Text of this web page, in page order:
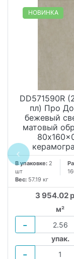
НОВИНКА
DD571590R
пл) Про
бежевый
матовый
В упаковке: 2
шт
Вес: 57.19 кг
3 954.02
м²
−
упак.
−